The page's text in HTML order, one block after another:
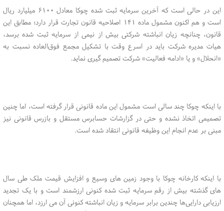
این در حالی است که آخرین سرمایه ثبت شده چوکا معادل ۶۱۰۰ میلیارد ریال
است و هم اکنون مشمول ماده ۱۴۱ اصلاحیه قانون تجارت قرار دارد؛ مطابق این
قانون، چنانچه زیان انباشته شرکتی بیش از نیمی از سرمایه ثبت شده برسد،
هیات مدیره شرکت باید در اسرع وقت با تشکیل مجمع فوق‌العاده نسبت به
«انحلال» و یا «ادامه فعالیت» شرکت تصمیم گیری نماید.
با اینکه چوکا چند سالی است مشمول این ماده قانونی قرار گرفته است، اما چنین
تصمیمی اتخاذ نشده و حتی در گزارشات حسابرس مستقل و بازرس قانونی نیز
مبنی بر عدم انجام این وظیفه قانونی انتقاد شده است.
با اینکه کارخانه چوکا با وجود زمین های وسیع و افزایش قیمت ملک طی سال
های گذشته بیش از رقم سرمایه ثبت شده کنونی ارزشمند است و با یک تجدید
ارزیابی دارایی‌ها چندین برابر سرمایه و زیان انباشته کنونی آن می ارزد، اما همچنان